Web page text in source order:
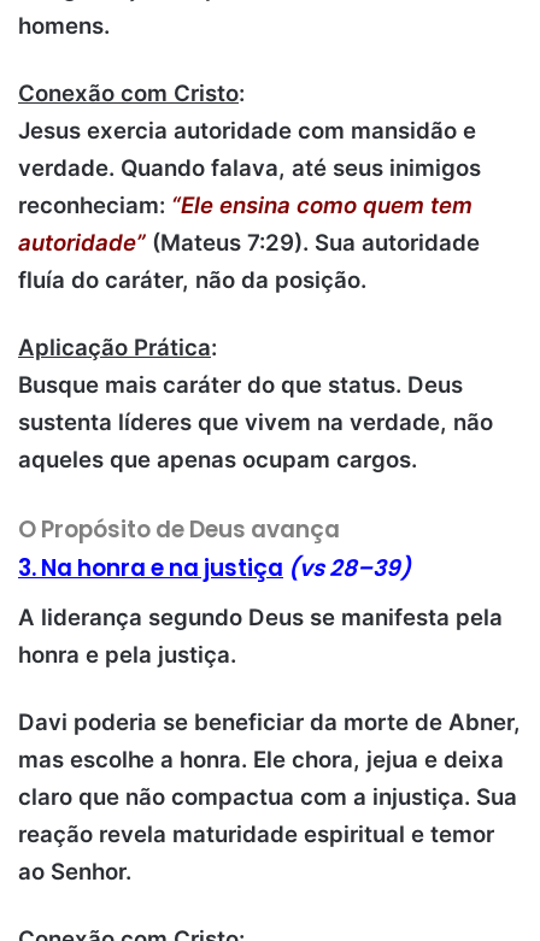
homens.
Conexão com Cristo:
Jesus exercia autoridade com mansidão e
verdade. Quando falava, até seus inimigos
reconheciam: “Ele ensina como quem tem
autoridade” (Mateus 7:29). Sua autoridade
fluía do caráter, não da posição.
Aplicação Prática:
Busque mais caráter do que status. Deus
sustenta líderes que vivem na verdade, não
aqueles que apenas ocupam cargos.
O Propósito de Deus avança
3. Na honra e na justiça (vs 28–39)
A liderança segundo Deus se manifesta pela
honra e pela justiça.
Davi poderia se beneficiar da morte de Abner,
mas escolhe a honra. Ele chora, jejua e deixa
claro que não compactua com a injustiça. Sua
reação revela maturidade espiritual e temor
ao Senhor.